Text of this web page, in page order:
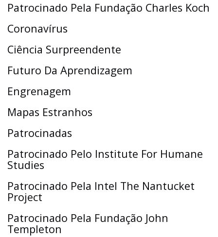
Patrocinado Pela Fundação Charles Koch
Coronavírus
Ciência Surpreendente
Futuro Da Aprendizagem
Engrenagem
Mapas Estranhos
Patrocinadas
Patrocinado Pelo Institute For Humane
Studies
Patrocinado Pela Intel The Nantucket
Project
Patrocinado Pela Fundação John
Templeton